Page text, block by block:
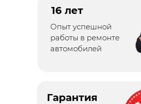
Опыт успешной
работы в ремонте
автомобилей
16 лет
Гарантия